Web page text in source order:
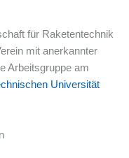
für Raketentechnik
mit anerkannter
Arbeitsgruppe am
Universität